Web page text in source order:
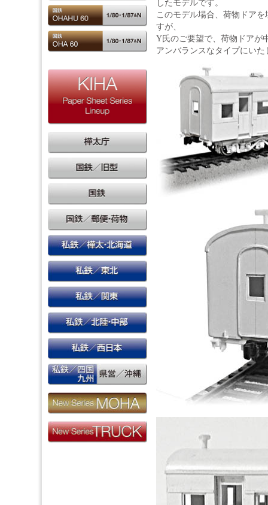
したモデルです。
このモデル場合、荷物ドア
すが、
Y氏のご要望で、荷物ドアが
アンバランスなタイプにいた